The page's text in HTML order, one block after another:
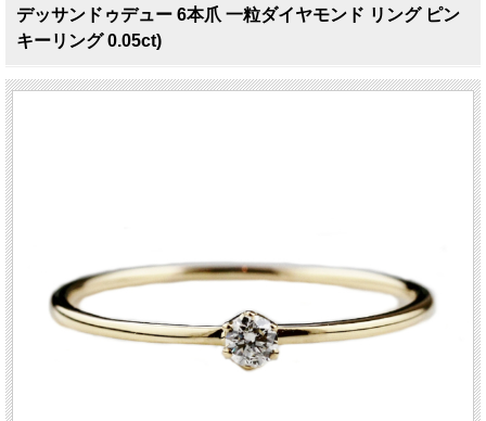
デッサンドゥデュー 6本爪 一粒ダイヤモンド リング ピン
キーリング 0.05ct)